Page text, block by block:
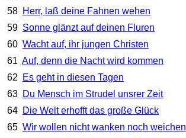
58 Herr, laß deine Fahnen wehen
59 Sonne glänzt auf deinen Fluren
60 Wacht auf, ihr jungen Christen
61 Auf, denn die Nacht wird kommen
62
Es geht in diesen Tagen
63 Du Mensch im Strudel unsrer Zeit
64 Die Welt erhofft das große Glück
65 Wir wollen nicht wanken noch weichen